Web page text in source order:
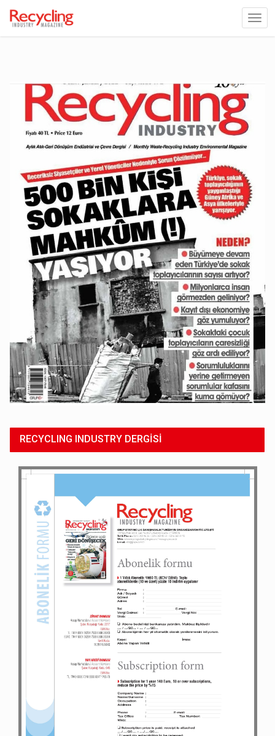
RECYCLING INDUSTRY DERGİSİ